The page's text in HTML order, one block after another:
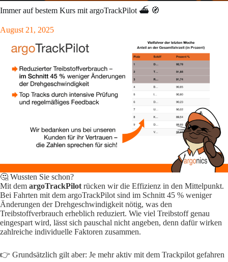
Immer auf bestem Kurs mit argoTrackPilot ⛴️ 🧭
August 21, 2025
🤔 Wussten Sie schon?
Mit dem argoTrackPilot rücken wir die Effizienz in den Mittelpunkt.
Bei Fahrten mit dem argoTrackPilot sind im Schnitt 45 % weniger
Änderungen der Drehgeschwindigkeit nötig, was den
Treibstoffverbrauch erheblich reduziert. Wie viel Treibstoff genau
eingespart wird, lässt sich pauschal nicht angeben, denn dafür wirken
zahlreiche individuelle Faktoren zusammen.
👉 Grundsätzlich gilt aber: Je mehr aktiv mit dem Trackpilot gefahren